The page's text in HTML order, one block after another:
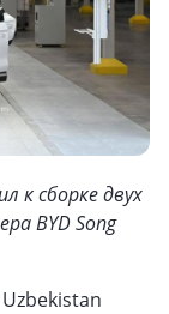
к сборке двух
BYD Song